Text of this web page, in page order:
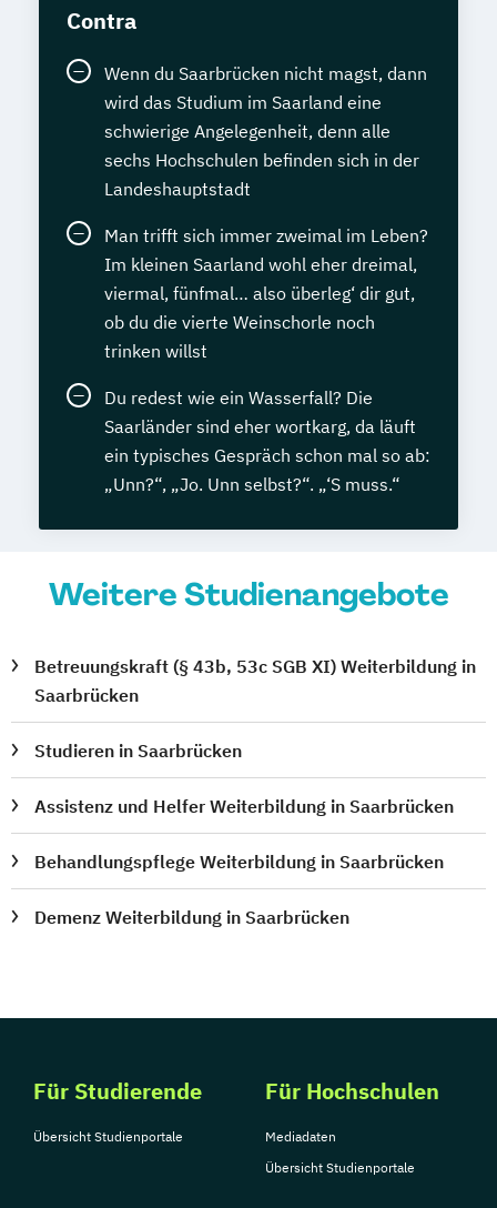
Contra
Wenn du Saarbrücken nicht magst, dann
wird das Studium im Saarland eine
schwierige Angelegenheit, denn alle
sechs Hochschulen befinden sich in der
Landeshauptstadt
Man trifft sich immer zweimal im Leben?
Im kleinen Saarland wohl eher dreimal,
viermal, fünfmal… also überleg‘ dir gut,
ob du die vierte Weinschorle noch
trinken willst
Du redest wie ein Wasserfall? Die
Saarländer sind eher wortkarg, da läuft
ein typisches Gespräch schon mal so ab:
„Unn?“, „Jo. Unn selbst?“. „‘S muss.“
Weitere Studienangebote
Betreuungskraft (§ 43b, 53c SGB XI) Weiterbildung in
Saarbrücken
Studieren in Saarbrücken
Assistenz und Helfer Weiterbildung in Saarbrücken
Behandlungspflege Weiterbildung in Saarbrücken
Demenz Weiterbildung in Saarbrücken
Für Studierende
Übersicht Studienportale
Für Hochschulen
Mediadaten
Übersicht Studienportale